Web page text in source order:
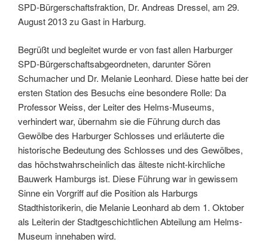
SPD-Bürgerschaftsfraktion, Dr. Andreas Dressel, am 29.
August 2013 zu Gast in Harburg.
Begrüßt und begleitet wurde er von fast allen Harburger
SPD-Bürgerschaftsabgeordneten, darunter Sören
Schumacher und Dr. Melanie Leonhard. Diese hatte bei der
ersten Station des Besuchs eine besondere Rolle: Da
Professor Weiss, der Leiter des Helms-Museums,
verhindert war, übernahm sie die Führung durch das
Gewölbe des Harburger Schlosses und erläuterte die
historische Bedeutung des Schlosses und des Gewölbes,
das höchstwahrscheinlich das älteste nicht-kirchliche
Bauwerk Hamburgs ist. Diese Führung war in gewissem
Sinne ein Vorgriff auf die Position als Harburgs
Stadthistorikerin, die Melanie Leonhard ab dem 1. Oktober
als Leiterin der Stadtgeschichtlichen Abteilung am Helms-
Museum innehaben wird.